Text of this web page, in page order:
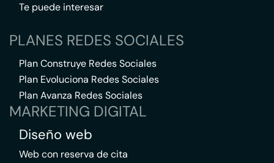
Te puede interesar
PLANES REDES SOCIALES
Plan Construye Redes Sociales
Plan Evoluciona Redes Sociales
Plan Avanza Redes Sociales
MARKETING DIGITAL
Diseño web
Web con reserva de cita